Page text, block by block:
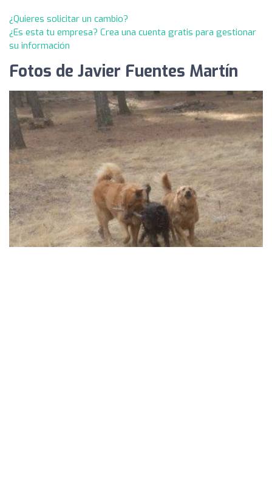
¿Quieres solicitar un cambio?
¿Es esta tu empresa? Crea una cuenta gratis para gestionar
su información
Fotos de Javier Fuentes Martín